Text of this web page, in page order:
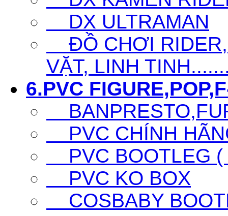
DX ULTRAMAN
ĐỒ CHƠI
VẶT, LINH
6.PVC
PVC CHÍNH
PVC BOOTLEG (
PVC KO BOX
COSBABY